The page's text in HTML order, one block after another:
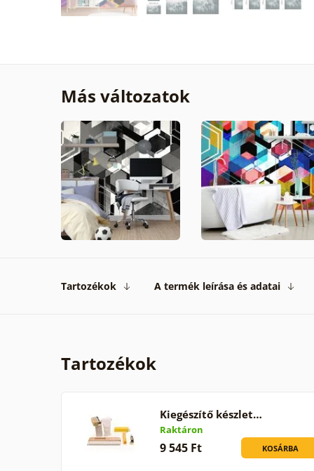
Más változatok
Tartozékok A termék leírása és adatai
Tartozékok
Kiegészítő készlet…
Raktáron
9 545 Ft KOSÁRBA